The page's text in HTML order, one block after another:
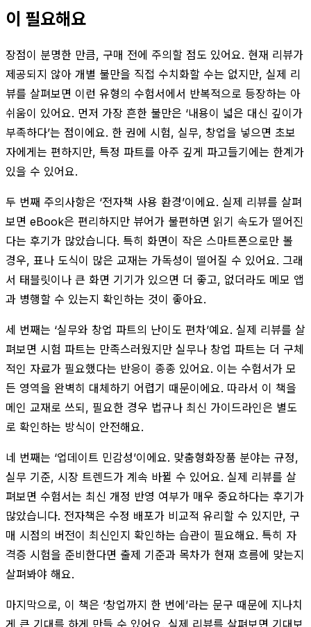
이 필요해요
장점이 분명한 만큼, 구매 전에 주의할 점도 있어요. 현재 리뷰가
제공되지 않아 개별 불만을 직접 수치화할 수는 없지만, 실제 리
뷰를 살펴보면 이런 유형의 수험서에서 반복적으로 등장하는 아
쉬움이 있어요. 먼저 가장 흔한 불만은 ‘내용이 넓은 대신 깊이가
부족하다’는 점이에요. 한 권에 시험, 실무, 창업을 넣으면 초보
자에게는 편하지만, 특정 파트를 아주 깊게 파고들기에는 한계가
있을 수 있어요.
두 번째 주의사항은 ‘전자책 사용 환경’이에요. 실제 리뷰를 살펴
보면 eBook은 편리하지만 뷰어가 불편하면 읽기 속도가 떨어진
다는 후기가 많았습니다. 특히 화면이 작은 스마트폰으로만 볼
경우, 표나 도식이 많은 교재는 가독성이 떨어질 수 있어요. 그래
서 태블릿이나 큰 화면 기기가 있으면 더 좋고, 없더라도 메모 앱
과 병행할 수 있는지 확인하는 것이 좋아요.
세 번째는 ‘실무와 창업 파트의 난이도 편차’예요. 실제 리뷰를 살
펴보면 시험 파트는 만족스러웠지만 실무나 창업 파트는 더 구체
적인 자료가 필요했다는 반응이 종종 있어요. 이는 수험서가 모
든 영역을 완벽히 대체하기 어렵기 때문이에요. 따라서 이 책을
메인 교재로 쓰되, 필요한 경우 법규나 최신 가이드라인은 별도
로 확인하는 방식이 안전해요.
네 번째는 ‘업데이트 민감성’이에요. 맞춤형화장품 분야는 규정,
실무 기준, 시장 트렌드가 계속 바뀔 수 있어요. 실제 리뷰를 살
펴보면 수험서는 최신 개정 반영 여부가 매우 중요하다는 후기가
많았습니다. 전자책은 수정 배포가 비교적 유리할 수 있지만, 구
매 시점의 버전이 최신인지 확인하는 습관이 필요해요. 특히 자
격증 시험을 준비한다면 출제 기준과 목차가 현재 흐름에 맞는지
살펴봐야 해요.
마지막으로, 이 책은 ‘창업까지 한 번에’라는 문구 때문에 지나치
게 큰 기대를 하게 만들 수 있어요. 실제 리뷰를 살펴보면 기대보